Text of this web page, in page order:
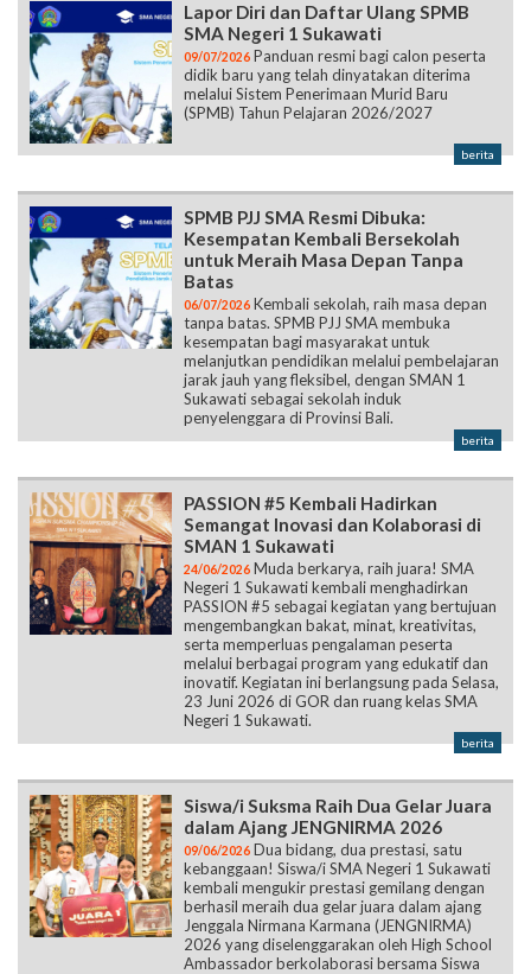
Lapor Diri dan Daftar Ulang SPMB
SMA Negeri 1 Sukawati
09/07/2026 Panduan resmi bagi calon peserta
didik baru yang telah dinyatakan diterima
melalui Sistem Penerimaan Murid Baru
(SPMB) Tahun Pelajaran 2026/2027
berita
SPMB PJJ SMA Resmi Dibuka:
Kesempatan Kembali Bersekolah
untuk Meraih Masa Depan Tanpa
Batas
06/07/2026 Kembali sekolah, raih masa depan
tanpa batas. SPMB PJJ SMA membuka
kesempatan bagi masyarakat untuk
melanjutkan pendidikan melalui pembelajaran
jarak jauh yang fleksibel, dengan SMAN 1
Sukawati sebagai sekolah induk
penyelenggara di Provinsi Bali.
berita
PASSION #5 Kembali Hadirkan
Semangat Inovasi dan Kolaborasi di
SMAN 1 Sukawati
24/06/2026 Muda berkarya, raih juara! SMA
Negeri 1 Sukawati kembali menghadirkan
PASSION #5 sebagai kegiatan yang bertujuan
mengembangkan bakat, minat, kreativitas,
serta memperluas pengalaman peserta
melalui berbagai program yang edukatif dan
inovatif. Kegiatan ini berlangsung pada Selasa,
23 Juni 2026 di GOR dan ruang kelas SMA
Negeri 1 Sukawati.
berita
Siswa/i Suksma Raih Dua Gelar Juara
dalam Ajang JENGNIRMA 2026
09/06/2026 Dua bidang, dua prestasi, satu
kebanggaan! Siswa/i SMA Negeri 1 Sukawati
kembali mengukir prestasi gemilang dengan
berhasil meraih dua gelar juara dalam ajang
Jenggala Nirmana Karmana (JENGNIRMA)
2026 yang diselenggarakan oleh High School
Ambassador berkolaborasi bersama Siswa